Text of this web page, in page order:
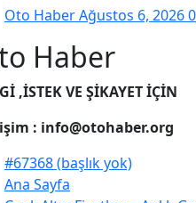
Oto HaberAğustos 6, 20260
Haber
,İSTEK VE ŞİKAYET İÇİN
: info@otohaber.org
#67368 (başlık yok)
Ana Sayfa